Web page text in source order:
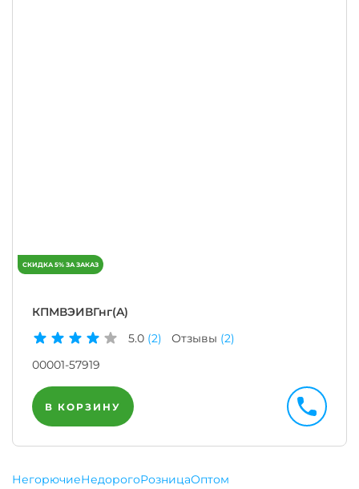
КПМВЭИВГнг(A)
5.0 (2) Отзывы (2)
00001-57919
В КОРЗИНУ
НегорючиеНедорогоРозницаОптом